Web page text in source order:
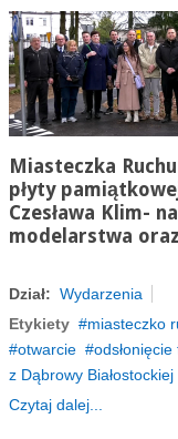
Miasteczka
płyty
Czesława Klim-
modelarstwa
Dział: Wydarzenia
Etykiety
miasteczko
otwarcie
odsłonięcie
z Dąbrowy Białostockiej
Czytaj dalej...